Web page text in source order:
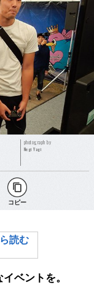
photograph by
Negi Yagi
コピー
読む
ベントを。